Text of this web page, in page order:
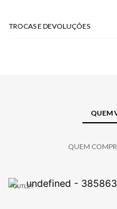
TROCAS E DEVOLUÇÕES
QUEM
QUEM